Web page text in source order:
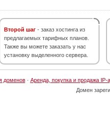
Второй шаг - заказ хостинга из
предлагаемых тарифных планов.
Также вы можете заказать у нас
установку выделенного сервера.
доменов· Аренда, покупка и продажа IP-
Домен